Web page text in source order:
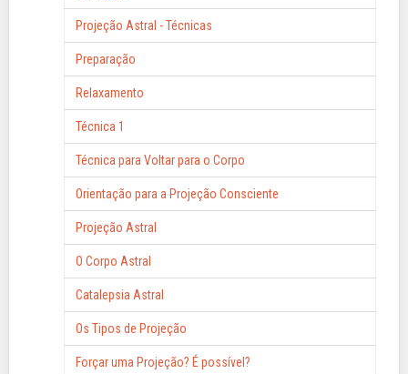
Projeção Astral - Técnicas
Preparação
Relaxamento
Técnica 1
Técnica para Voltar para o Corpo
Orientação para a Projeção Consciente
Projeção Astral
O Corpo Astral
Catalepsia Astral
Os Tipos de Projeção
Forçar uma Projeção? É possível?